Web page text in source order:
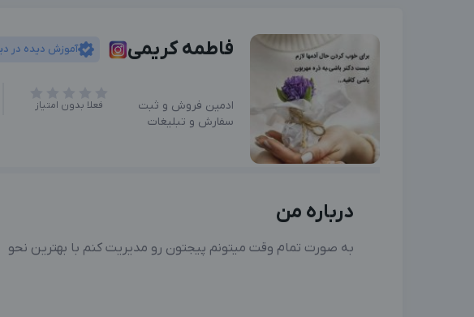
فاطمه کریمی آموزش دیده در
ادمین فروش و ثبت
سفارش و تبلیغات
فعلا بدون امتیاز
درباره من
به صورت تمام وقت میتونم پیجتون رو مدیریت کنم با بهترین نحو